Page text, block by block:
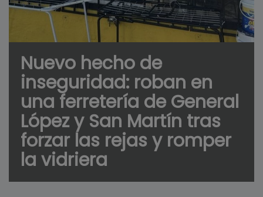
Nuevo hecho de
inseguridad: roban en
una ferretería de General
López y San Martín tras
forzar las rejas y romper
la vidriera